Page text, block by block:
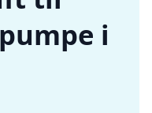
i